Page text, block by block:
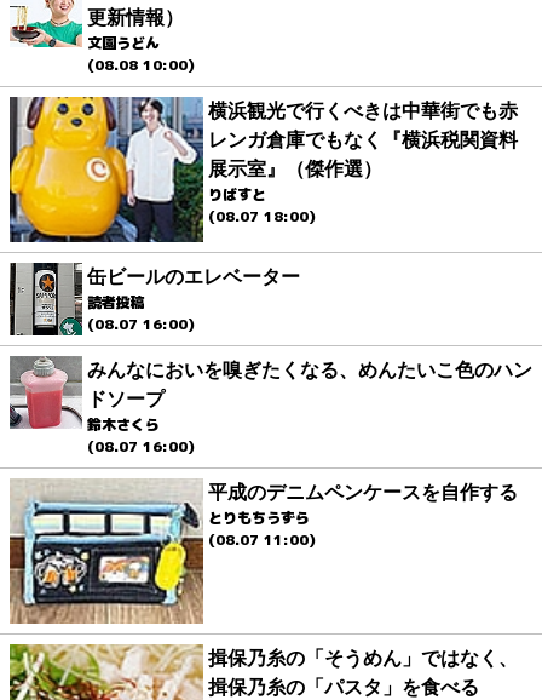
更新情報）
文園うどん
(08.08 10:00)
横浜観光で行くべきは中華街でも赤
レンガ倉庫でもなく『横浜税関資料
展示室』（傑作選）
りばすと
(08.07 18:00)
缶ビールのエレベーター
読者投稿
(08.07 16:00)
みんなにおいを嗅ぎたくなる、めんたいこ色のハン
ドソープ
鈴木さくら
(08.07 16:00)
平成のデニムペンケースを自作する
とりもちうずら
(08.07 11:00)
揖保乃糸の「そうめん」ではなく、
揖保乃糸の「パスタ」を食べる